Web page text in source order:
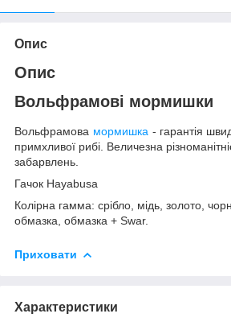
Опис
Опис
Вольфрамові мормишки
Вольфрамова мормишка - гарантія
примхливої рибі. Величезна
забарвлень.
Гачок Hayabusa
Колірна гамма: срібло, мідь, золото,
обмазка, обмазка + Swar.
Приховати
Характеристики